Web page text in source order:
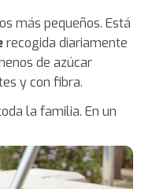
más pequeños. Está
recogida diariamente
de azúcar
y con fibra.
la familia. En un